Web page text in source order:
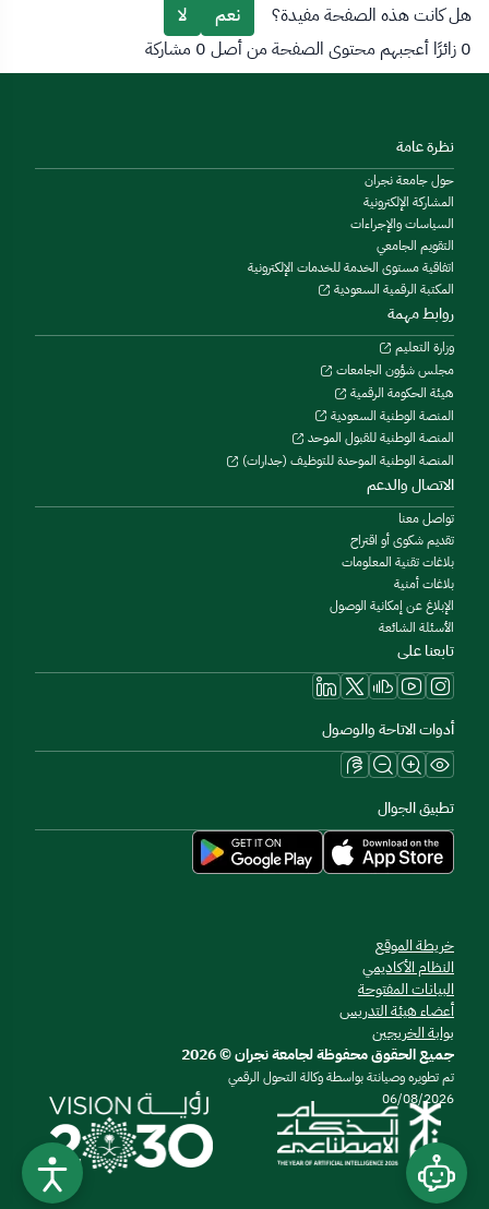
هل كانت هذه الصفحة مفيدة؟ نعم
لا
0 زائرًا أعجبهم محتوى الصفحة من أصل 0 مشاركة
نظرة عامة
حول جامعة نجران
المشاركة الإلكترونية
السياسات والإجراءات
التقويم الجامعي
اتفاقية مستوى الخدمة للخدمات الإلكترونية
المكتبة الرقمية السعودية
روابط مهمة
وزارة التعليم
مجلس شؤون الجامعات
هيئة الحكومة الرقمية
المنصة الوطنية السعودية
المنصة الوطنية للقبول الموحد
المنصة الوطنية الموحدة للتوظيف (جدارات)
الاتصال والدعم
تواصل معنا
تقديم شكوى أو اقتراح
بلاغات تقنية المعلومات
بلاغات أمنية
الإبلاغ عن إمكانية الوصول
الأسئلة الشائعة
تابعنا على
أدوات الاتاحة والوصول
تطبيق الجوال
خريطة الموقع
النظام الأكاديمي
البيانات المفتوحة
أعضاء هيئة التدريس
بوابة الخريجين
جميع الحقوق محفوظة لجامعة نجران © 2026
تم تطويره وصيانتة بواسطة وكالة التحول الرقمي
06/08/2026